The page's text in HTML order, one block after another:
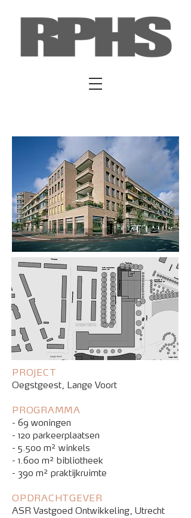
PROJECT
Oegstgeest, Lange Voort
PROGRAMMA
- 69 woningen
- 120 parkeerplaatsen
- 5.500 m² winkels
- 1.600 m² bibliotheek
- 390 m² praktijkruimte
OPDRACHTGEVER
ASR Vastgoed Ontwikkeling, Utrecht